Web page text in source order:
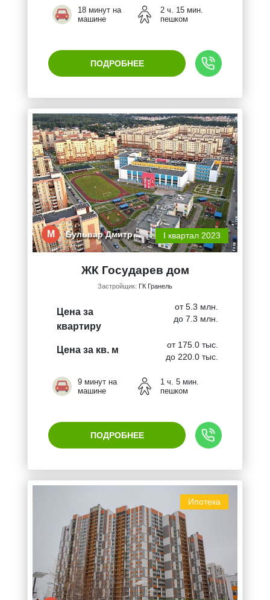
18 минут на
машине
2 ч. 15 мин.
пешком
ПОДРОБНЕЕ
М Бульвар Дмитр… I квартал 2023
ЖК Государев дом
Застройщик: ГК Гранель
Цена за
квартиру
от 5.3 млн.
до 7.3 млн.
Цена за кв. м
от 175.0 тыс.
до 220.0 тыс.
9 минут на
машине
1 ч. 5 мин.
пешком
ПОДРОБНЕЕ
Ипотека